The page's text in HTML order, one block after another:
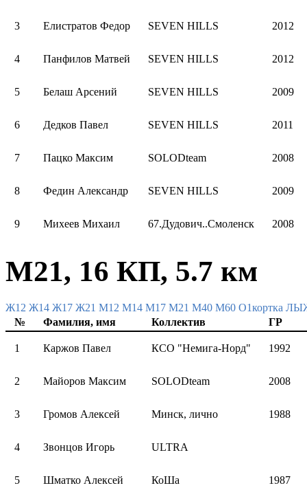
3 Елистратов Федор SEVEN HILLS 2012
4 Панфилов Матвей SEVEN HILLS 2012
5 Белаш Арсений SEVEN HILLS 2009
6 Дедков Павел SEVEN HILLS 2011
7 Пацко Максим SOLODteam 2008
8 Федин Александр SEVEN HILLS 2009
9 Михеев Михаил 67.Дудович..Смоленск 2008
М21, 16 КП, 5.7 км
Ж12 Ж14 Ж17 Ж21 М12 М14 М17 М21 М40 М60 О1кортка
№
Фамилия, имя Коллектив ГР
1 Каржов Павел КСО "Немига-Норд" 1992
2 Майоров Максим SOLODteam 2008
3 Громов Алексей Минск, лично 1988
4 Звонцов Игорь ULTRA
5 Шматко Алексей КоШа 1987